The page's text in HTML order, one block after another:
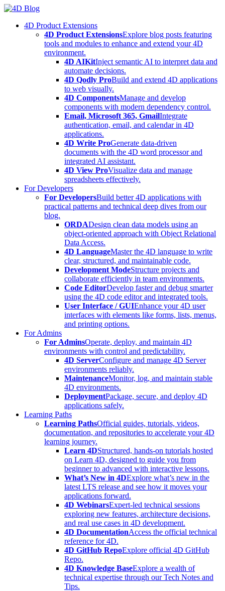
Skip
content4D Product Extensions
4D Product ExtensionsExplore blog posts featuring
tools and modules to enhance and extend your 4D
environment.
4D AIKitInject semantic AI to interpret data and
automate decisions.
4D Qodly ProBuild and extend 4D applications
to web visually.
4D ComponentsManage and develop
components with modern dependency control.
Email, Microsoft 365, GmailIntegrate
authentication, email, and calendar in 4D
applications.
4D Write ProGenerate data-driven
documents with the 4D word processor and
integrated AI assistant.
4D View ProVisualize data and manage
spreadsheets effectively.
For Developers
For DevelopersBuild better 4D applications with
practical patterns and technical deep dives from our
blog.
ORDADesign clean data models using an
object-oriented approach with Object Relational
Data Access.
4D LanguageMaster the 4D language to write
clear, structured, and maintainable code.
Development ModeStructure projects and
collaborate efficiently in team environments.
Code EditorDevelop faster and debug smarter
using the 4D code editor and integrated tools.
User Interface / GUIEnhance your 4D user
interfaces with elements like forms, lists, menus,
and printing options.
For Admins
For AdminsOperate, deploy, and maintain 4D
environments with control and predictability.
4D ServerConfigure and manage 4D Server
environments reliably.
MaintenanceMonitor, log, and maintain stable
4D environments.
DeploymentPackage, secure, and deploy 4D
applications safely.
Learning Paths
Learning PathsOfficial guides, tutorials, videos,
documentation, and repositories to accelerate your 4D
learning journey.
Learn 4DStructured, hands-on tutorials hosted
on Learn 4D, designed to guide you from
beginner to advanced with interactive lessons.
What’s New in 4DExplore what’s new in the
latest LTS release and see how it moves your
applications forward.
4D WebinarsExpert-led technical sessions
exploring new features, architecture decisions,
and real use cases in 4D development.
4D DocumentationAccess the official technical
reference for 4D.
4D GitHub RepoExplore official 4D GitHub
Repo.
4D Knowledge BaseExplore a wealth of
technical expertise through our Tech Notes and
Tips.